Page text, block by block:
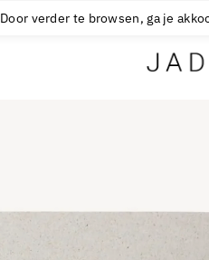
Door verder te browsen, ga je
GRATIS